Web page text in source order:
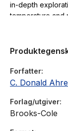
in-depth
temperature and
Forfatter
C. Donald
Forlag/utgiver
Brooks-Cole